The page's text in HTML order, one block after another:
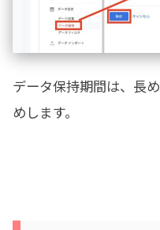
データ保持期間は、長
めします。